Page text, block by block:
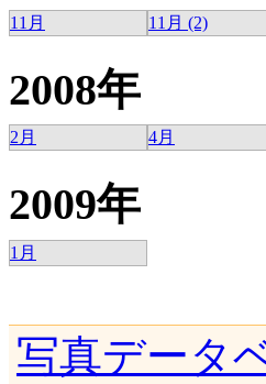
11月 11月 (2)
2008年
2月 4月
2009年
1月
写真データ